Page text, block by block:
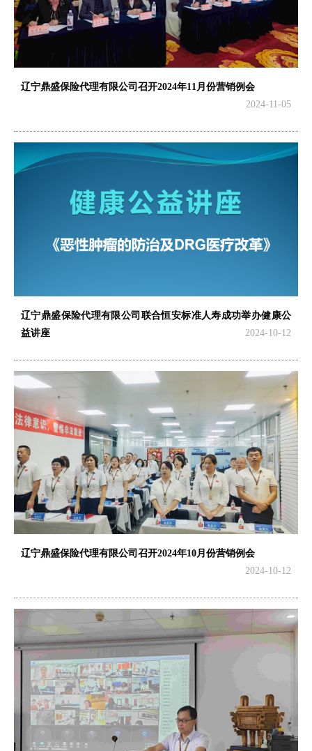
辽宁鼎盛保险代理有限公司召开2024年11月份营销例会
2024-11-05
辽宁鼎盛保险代理有限公司联合恒安标准人寿成功举办健康公
益讲座
2024-10-12
辽宁鼎盛保险代理有限公司召开2024年10月份营销例会
2024-10-12